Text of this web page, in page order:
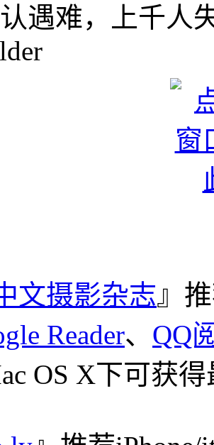
遇难，上千人
文摄影杂志』
Reader、 QQ
OS X下可获